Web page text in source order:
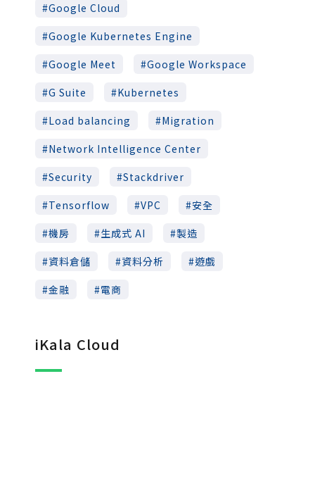
Google Cloud
Google Kubernetes Engine
Google Meet
Google Workspace
G Suite
Kubernetes
Load balancing
Migration
Network Intelligence Center
Security
Stackdriver
Tensorflow
VPC
安全
機房
生成式 AI
製造
資料倉儲
資料分析
遊戲
金融
電商
iKala Cloud